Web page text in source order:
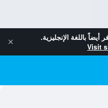
أيضاً باللغة الإنجليزية.
Visit